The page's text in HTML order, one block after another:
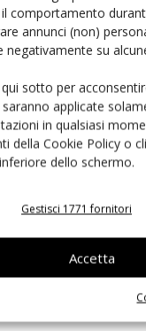
comportamento
annunci (non)
negativamente su
qui sotto per
saranno applicate
in qualsiasi
della Cookie Policy o
dello schermo.
Gestisci 1771 fornitori
Accetta
hanno fatto
dell’Italia, sono
in fase di
sempre